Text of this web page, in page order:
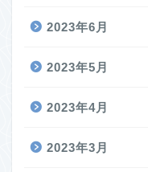
2023年6月
2023年5月
2023年4月
2023年3月